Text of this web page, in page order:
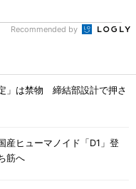
Recommended by
」は禁物 締結部設計で押さ
ヒューマノイド「D1」登
筋へ